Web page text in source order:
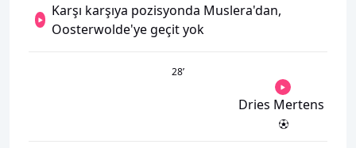
Karşı karşıya pozisyonda Muslera'dan,
Oosterwolde'ye geçit yok
28’
Dries Mertens